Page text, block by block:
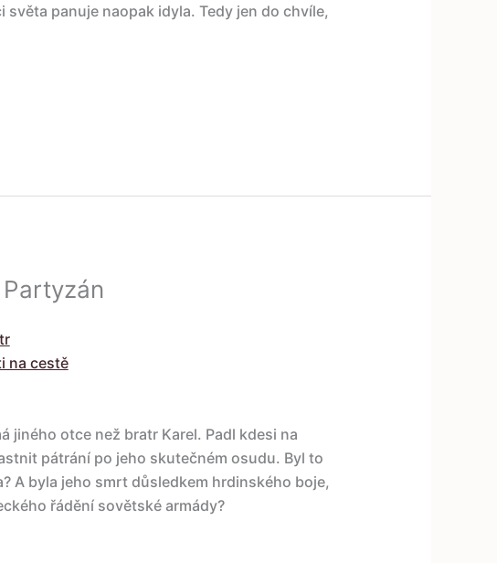
světa panuje naopak idyla. Tedy jen do chvíle,
na cestě
jiného otce než bratr Karel. Padl kdesi na
pátrání po jeho skutečném osudu. Byl to
A byla jeho smrt důsledkem hrdinského boje,
řádění sovětské armády?